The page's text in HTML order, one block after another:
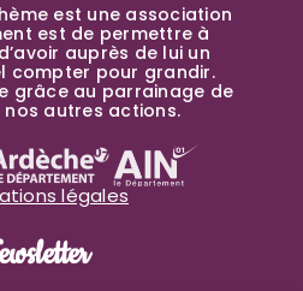
est une association
est de permettre à
auprès de lui un
compter pour grandir.
grâce au parrainage de
nos autres actions.
légales